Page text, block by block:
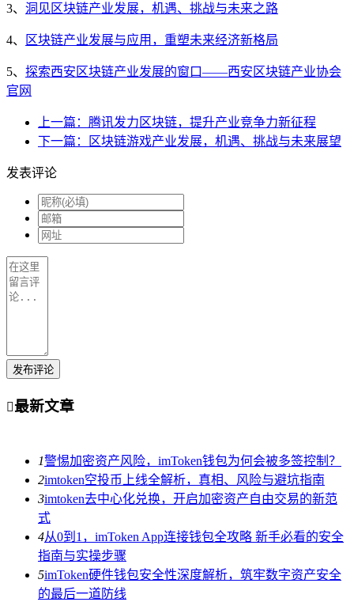
3、 洞见区块链产业发展，机遇、挑战与未来之路
4、 区块链产业发展与应用，重塑未来经济新格局
5、 探索西安区块链产业发展的窗口——西安区块链产业协会
官网
上一篇：腾讯发力区块链，提升产业竞争力新征程
下一篇：区块链游戏产业发展，机遇、挑战与未来展望
发表评论
发布评论
最新文章
1警惕加密资产风险，imToken钱包为何会被多签控制？
2imtoken空投币上线全解析，真相、风险与避坑指南
3imtoken去中心化兑换，开启加密资产自由交易的新范
式
4从0到1，imToken App连接钱包全攻略 新手必看的安全
指南与实操步骤
5imToken硬件钱包安全性深度解析，筑牢数字资产安全
的最后一道防线